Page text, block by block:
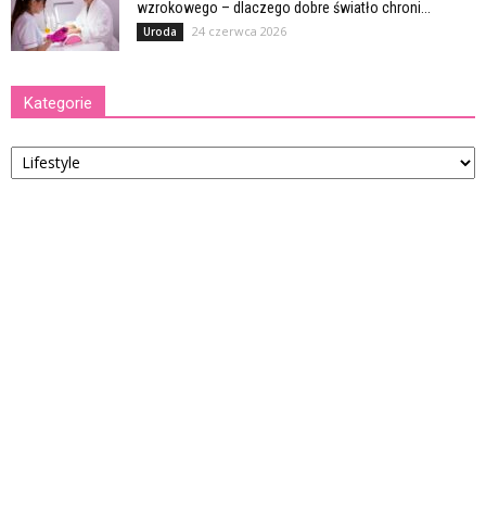
wzrokowego – dlaczego dobre światło chroni...
Uroda 24 czerwca 2026
Kategorie
Kategorie